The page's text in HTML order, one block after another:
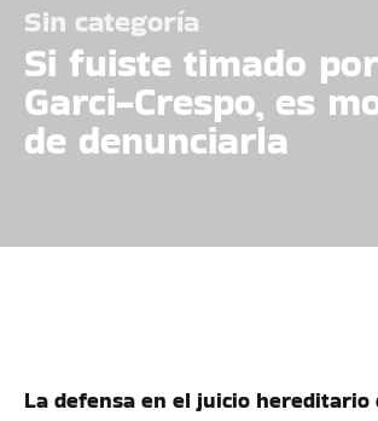
Sin categoría
Si fuiste timado
Garci-Crespo, es
de denunciarla
La defensa en el juicio hereditario